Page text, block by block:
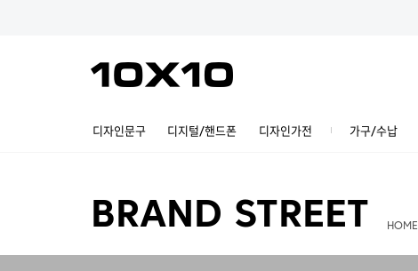
디자인문구 디지털/핸드폰 디자인가전 가구/수납
BRAND STREET HOME